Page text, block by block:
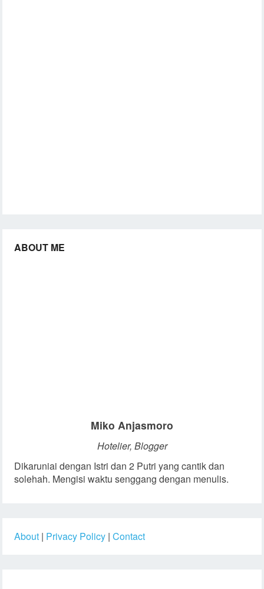
ABOUT ME
Miko Anjasmoro
Hotelier, Blogger
Dikaruniai dengan Istri dan 2 Putri yang cantik dan
solehah. Mengisi waktu senggang dengan menulis.
About | Privacy Policy |Contact